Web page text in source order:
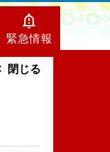
緊急情報
閉じる